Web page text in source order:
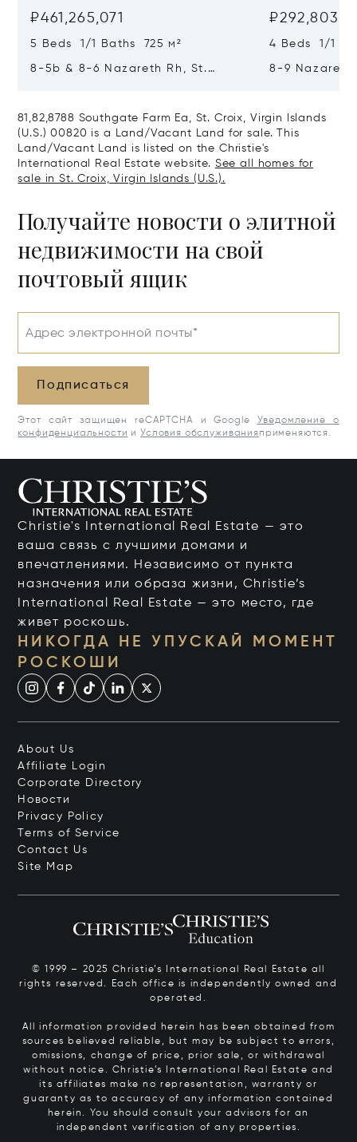
₽461,265,071
5 Beds 1/1 Baths 725 м²
8-5b & 8-6 Nazareth Rh, St.
4 Beds 1/1
8-9 Nazareth
81,82,8788 Southgate Farm Ea, St. Croix, Virgin Islands
(U.S.) 00820 is a Land/Vacant Land for sale. This
Land/Vacant Land is listed on the Christie's
International Real Estate website. See all homes for
sale in St. Croix, Virgin Islands (U.S.).
Получайте новости о элитной
недвижимости на свой
почтовый ящик
Адрес электронной почты*
Подписаться
Этот сайт защищен reCAPTCHA и Google
Уведомление о
конфиденциальности и Условия обслуживания применяются.
Christie's International Real Estate — это
ваша связь с лучшими домами и
впечатлениями. Независимо от пункта
назначения или образа жизни, Christie’s
International Real Estate — это место, где
живет роскошь.
НИКОГДА НЕ УПУСКАЙ МОМЕНТ
РОСКОШИ
About Us
Affiliate Login
Corporate Directory
Новости
Privacy Policy
Terms of Service
Contact Us
Site Map
© 1999 – 2025 Christie’s International Real Estate all
rights reserved. Each office is independently owned and
operated.
All information provided herein has been obtained from
sources believed reliable, but may be subject to errors,
omissions, change of price, prior sale, or withdrawal
without notice. Christie’s International Real Estate and
its affiliates make no representation, warranty or
guaranty as to accuracy of any information contained
herein. You should consult your advisors for an
independent verification of any properties.